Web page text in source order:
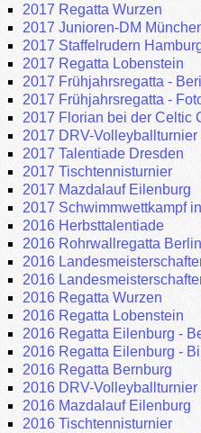
2017 Regatta Wurzen
2017 Junioren-DM
2017 Staffelrudern
2017 Regatta Lobenstein
2017 Frühjahrsregatta -
2017 Frühjahrsregatta -
2017 Florian bei der Celtic
2017 DRV-Volleyballturnier
2017 Talentiade Dresden
2017 Tischtennisturnier
2017 Mazdalauf Eilenburg
2017 Schwimmwettkampf
2016 Herbsttalentiade
2016 Rohrwallregatta
2016
2016
2016 Regatta Wurzen
2016 Regatta Lobenstein
2016 Regatta Eilenburg -
2016 Regatta Eilenburg -
2016 Regatta Bernburg
2016 DRV-Volleyballturnier
2016 Mazdalauf Eilenburg
2016 Tischtennisturnier